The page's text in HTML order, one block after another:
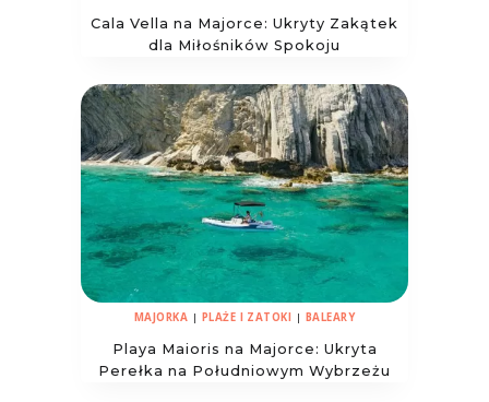
Cala Vella na Majorce: Ukryty Zakątek
dla Miłośników Spokoju
MAJORKA | PLAŻE I ZATOKI | BALEARY
Playa Maioris na Majorce: Ukryta
Perełka na Południowym Wybrzeżu